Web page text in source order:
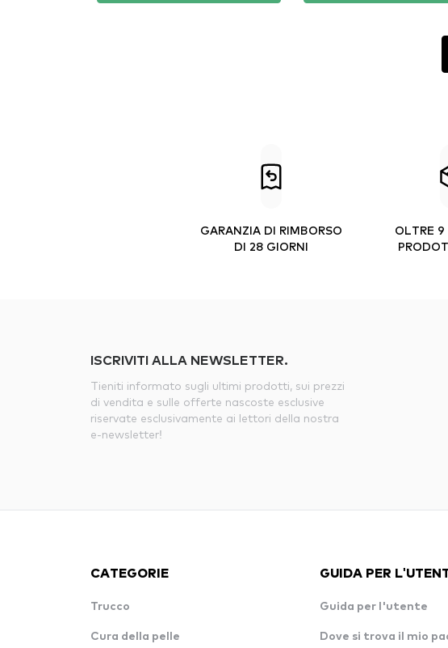
GARANZIA DI RIMBORSO
DI 28 GIORNI
OLTRE
ISCRIVITI ALLA NEWSLETTER.
Tieniti informato sugli ultimi prodotti, sui prezzi
di vendita e sulle offerte nascoste esclusive
riservate esclusivamente ai lettori della nostra
e-newsletter!
CATEGORIE
Trucco
Cura della pelle
GUIDA PER
Guida per l'utente
Dove si trova il mio